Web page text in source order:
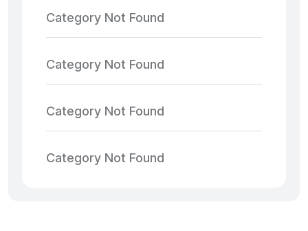
Category Not Found
Category Not Found
Category Not Found
Category Not Found